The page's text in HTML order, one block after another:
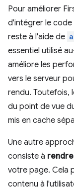
Pour améliorer
d'intégrer le
reste à l'aide de
essentiel utilisé
améliore les
vers le serveur
rendu. Toutefois,
du point de vue
mis en cache
Une autre
consiste à
votre page. Cela
contenu à